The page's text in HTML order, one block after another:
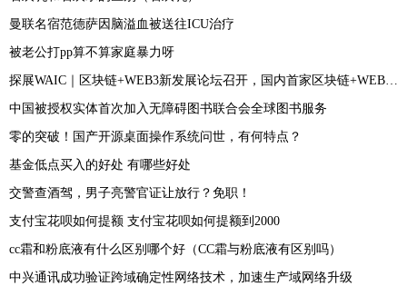
曼联名宿范德萨因脑溢血被送往ICU治疗
被老公打pp算不算家庭暴力呀
探展WAIC｜区块链+WEB3新发展论坛召开，国内首家区块链+WEB3创投联盟成立
中国被授权实体首次加入无障碍图书联合会全球图书服务
零的突破！国产开源桌面操作系统问世，有何特点？
基金低点买入的好处 有哪些好处
交警查酒驾，男子亮警官证让放行？免职！
支付宝花呗如何提额 支付宝花呗如何提额到2000
cc霜和粉底液有什么区别哪个好（CC霜与粉底液有区别吗）
中兴通讯成功验证跨域确定性网络技术，加速生产域网络升级